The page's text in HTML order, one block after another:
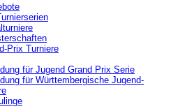
Prix Turniere
für Jugend Grand Prix Serie
für Württembergische Jugend-